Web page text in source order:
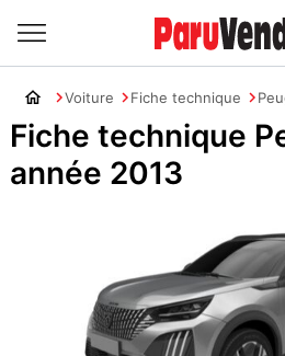
Voiture Fiche technique
Fiche technique
année 2013